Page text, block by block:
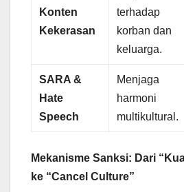
Konten
Kekerasan
terhadap
korban dan
keluarga.
SARA &
Hate
Speech
Menjaga
harmoni
multikultural.
Mekanisme Sanksi: Dari
ke “Cancel Culture”